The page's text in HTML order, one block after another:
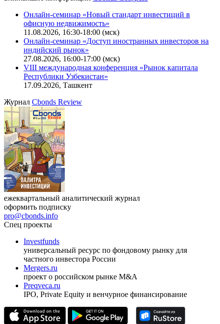
Поиск котировок облигаций
Ближайшие конференцииCbonds Congress
Онлайн-семинар «Новый стандарт инвестиций в
офисную недвижимость»
11.08.2026, 16:30-18:00 (мск)
Онлайн-семинар «Доступ иностранных инвесторов на
индийский рынок»
VIII международная конференция «Рынок капитала
Республики Узбекистан»
17.09.2026, Ташкент
ЖурналCbonds Review
оформить подписку
pro@cbonds.info
Спец проекты
Investfunds
универсальный ресурс по фондовому рынку для
частного инвестора России
проект о российском рынке M&A
Preqveca.ru